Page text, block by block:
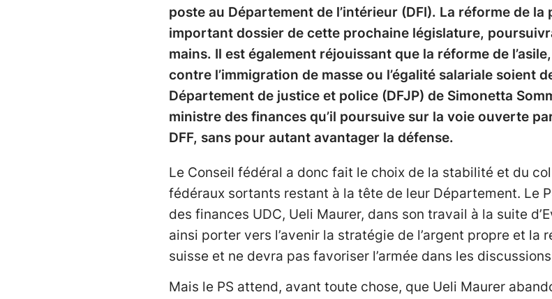
poste au Département de l’intérieur (DFI). La réforme de
important dossier de cette prochaine législature,
mains. Il est également réjouissant que la réforme de
contre l’immigration de masse ou l’égalité salariale soient
Département de justice et police (DFJP) de Simonetta
ministre des finances qu’il poursuive sur la voie ouverte
DFF, sans pour autant avantager la défense.
Le Conseil fédéral a donc fait le choix de la stabilité et du
fédéraux sortants restant à la tête de leur Département. Le
des finances UDC, Ueli Maurer, dans son travail à la suite
ainsi porter vers l’avenir la stratégie de l’argent propre et la
suisse et ne devra pas favoriser l’armée dans les
Mais le PS attend, avant toute chose, que Ueli Maurer